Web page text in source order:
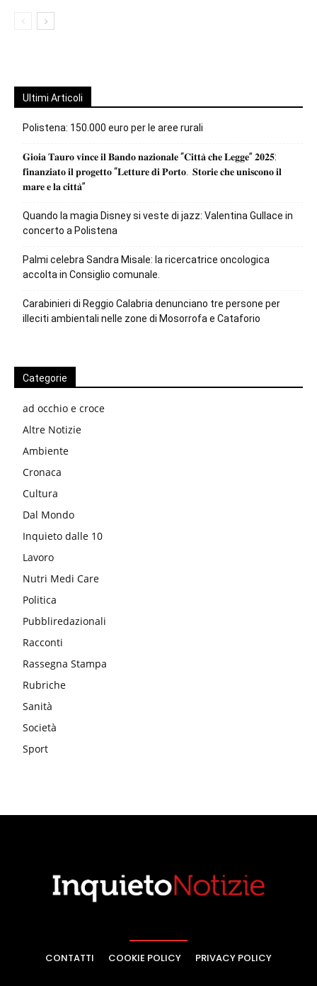
Ultimi Articoli
Polistena: 150.000 euro per le aree rurali
𝐆𝐢𝐨𝐢𝐚 𝐓𝐚𝐮𝐫𝐨 𝐯𝐢𝐧𝐜𝐞 𝐢𝐥 𝐁𝐚𝐧𝐝𝐨 𝐧𝐚𝐳𝐢𝐨𝐧𝐚𝐥𝐞 “𝐂𝐢𝐭𝐭𝐚̀ 𝐜𝐡𝐞 𝐋𝐞𝐠𝐠𝐞” 𝟐𝟎𝟐𝟓:
𝐟𝐢𝐧𝐚𝐧𝐳𝐢𝐚𝐭𝐨 𝐢𝐥 𝐩𝐫𝐨𝐠𝐞𝐭𝐭𝐨 “𝐋𝐞𝐭𝐭𝐮𝐫𝐞 𝐝𝐢 𝐏𝐨𝐫𝐭𝐨. 𝐒𝐭𝐨𝐫𝐢𝐞 𝐜𝐡𝐞 𝐮𝐧𝐢𝐬𝐜𝐨𝐧𝐨 𝐢𝐥
𝐦𝐚𝐫𝐞 𝐞 𝐥𝐚 𝐜𝐢𝐭𝐭𝐚̀”
Quando la magia Disney si veste di jazz: Valentina Gullace in
concerto a Polistena
Palmi celebra Sandra Misale: la ricercatrice oncologica
accolta in Consiglio comunale.
Carabinieri di Reggio Calabria denunciano tre persone per
illeciti ambientali nelle zone di Mosorrofa e Cataforio
Categorie
ad occhio e croce
Altre Notizie
Ambiente
Cronaca
Cultura
Dal Mondo
Inquieto dalle 10
Lavoro
Nutri Medi Care
Politica
Pubbliredazionali
Racconti
Rassegna Stampa
Rubriche
Sanità
Società
Sport
CONTATTI COOKIE POLICY PRIVACY POLICY